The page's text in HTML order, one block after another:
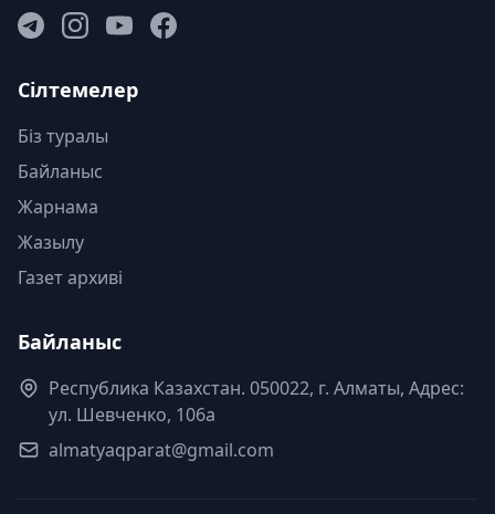
Сілтемелер
Біз туралы
Байланыс
Жарнама
Жазылу
Газет архиві
Байланыс
Республика Казахстан. 050022, г. Алматы, Адрес:
ул. Шевченко, 106а
almatyaqparat@gmail.com